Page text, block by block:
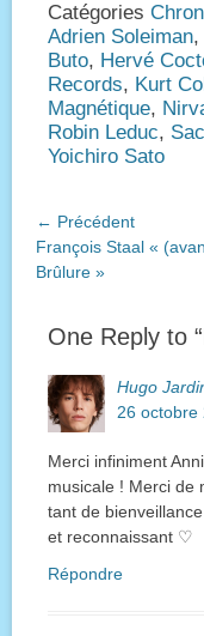
Catégories
Adrien Soleiman,
Buto, Hervé
Records, Kurt
Magnétique,
Robin Leduc,
Yoichiro Sato
Navigation
de
l’article
← Précédent
Article
précédent :
François Staal «
Brûlure »
One Reply to
Hugo
26 octobre
Merci infiniment
musicale ! Merci de
tant de
et reconnaissant ♡
Répondre